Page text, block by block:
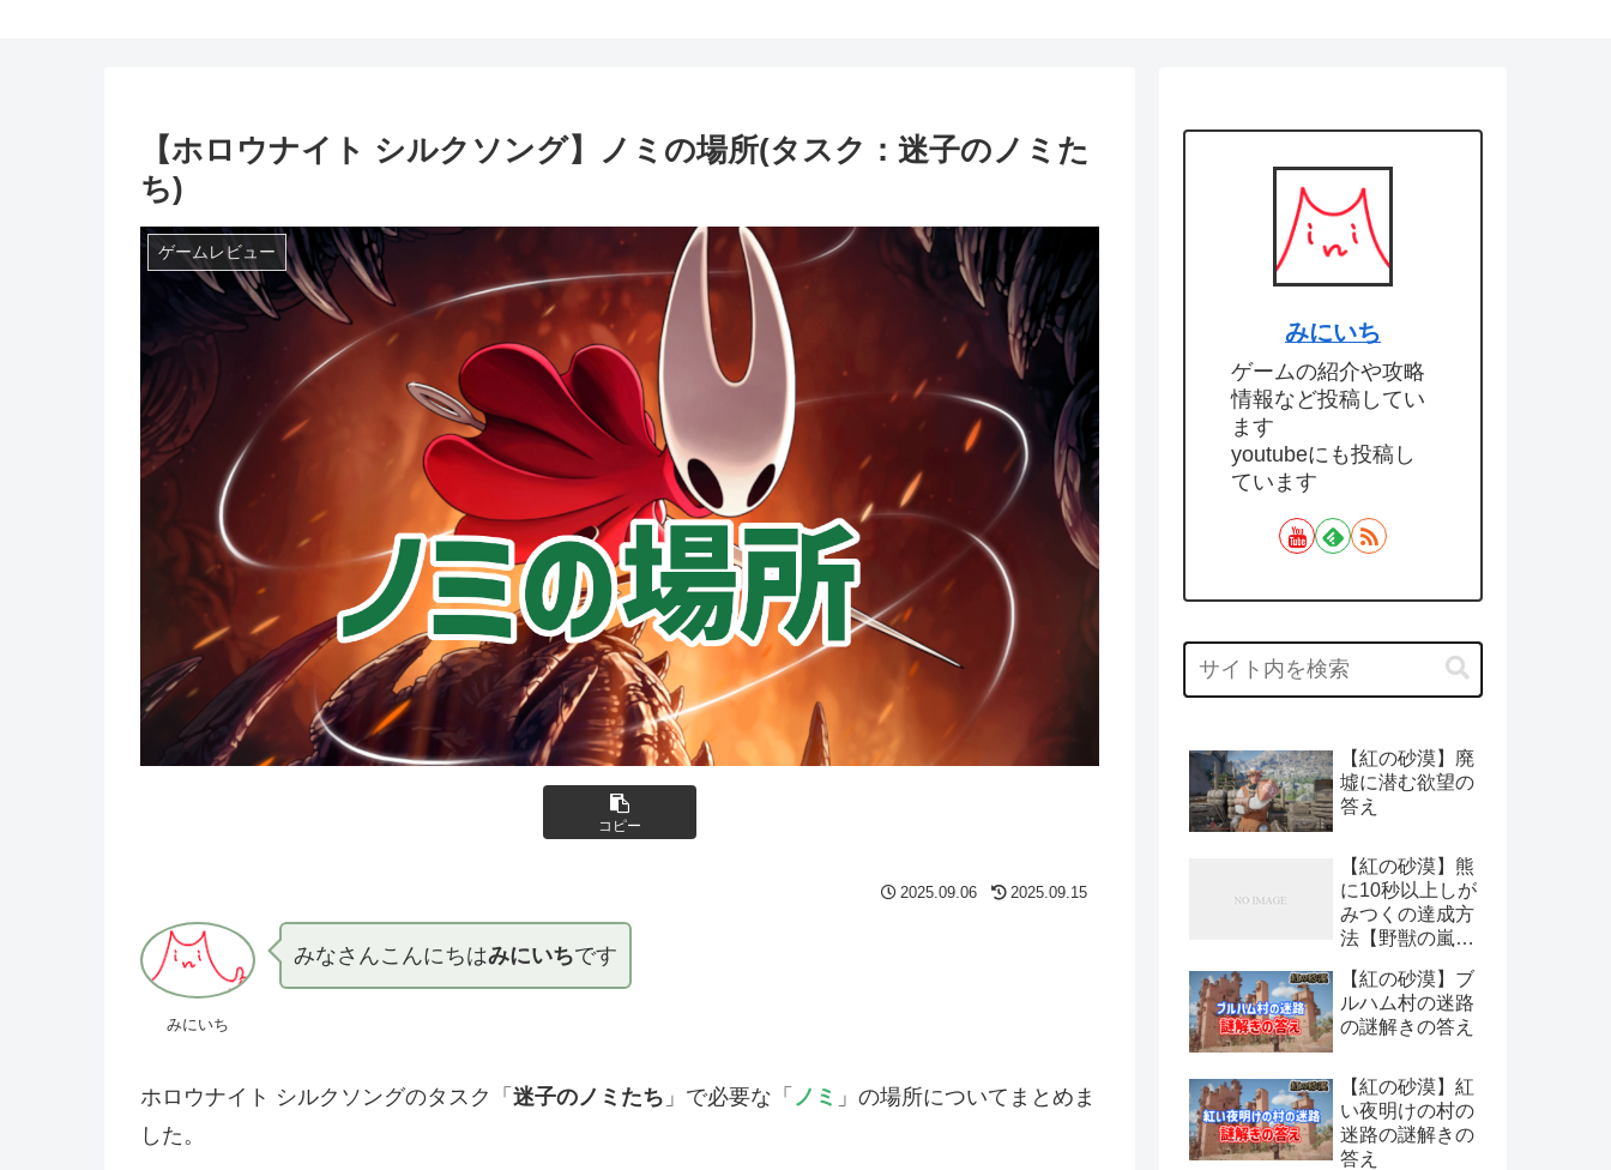
【ホロウナイト シルクソング】ノミの場所(タスク：迷子のノミた
ち)
ゲームレビュー
コピー
2025.09.06 2025.09.15
みにいち
みなさんこんにちはみにいちです
ホロウナイト シルクソングのタスク「 迷子のノミたち 」で必要な「 ノミ 」の場所についてまとめま
した。
みにいち
ゲームの紹介や攻略
情報など投稿してい
ます
youtubeにも投稿し
ています
【紅の砂漠】廃
墟に潜む欲望の
答え
【紅の砂漠】熊
に10秒以上しが
みつくの達成方
法【野獣の嵐：
【紅の砂漠】ブ
ルハム村の迷路
の謎解きの答え
【紅の砂漠】紅
い夜明けの村の
迷路の謎解きの
答え